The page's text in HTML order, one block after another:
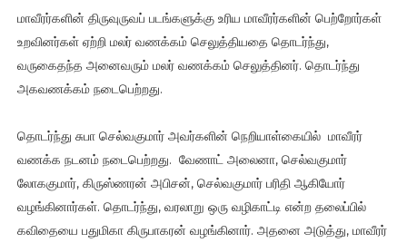
மாவீரர்களின் திருவுருவப் படங்களுக்கு உரிய மாவீரர்களின் பெற்றோர்கள்
உறவினர்கள் ஏற்றி மலர் வணக்கம் செலுத்தியதை தொடர்ந்து,
வருகைதந்த அனைவரும் மலர் வணக்கம் செலுத்தினர். தொடர்ந்து
அகவணக்கம் நடைபெற்றது.
தொடர்ந்து சுபா செல்வகுமார் அவர்களின் நெறியாள்கையில் மாவீரர்
வணக்க நடனம் நடைபெற்றது. வேணாட் அலைனா, செல்வகுமார்
லோககுமார், கிருஸ்ணரன் அபிசன், செல்வகுமார் பரிதி ஆகியோர்
வழங்கினார்கள். தொடர்ந்து, வரலாறு ஒரு வழிகாட்டி என்ற தலைப்பில்
கவிதையை பதுமிகா கிருபாகரன் வழங்கினார். அதனை அடுத்து, மாவீரர்